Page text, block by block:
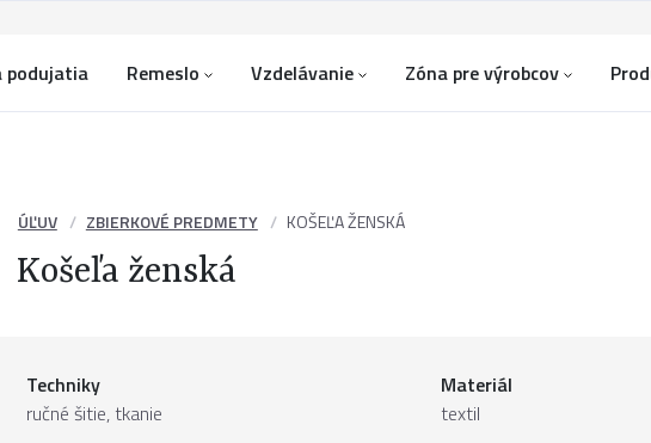
podujatia Remeslo Vzdelávanie Zóna pre výrobcov
ÚĽUV ZBIERKOVÉ PREDMETY KOŠEĽA ŽENSKÁ
Košeľa ženská
Techniky
ručné šitie, tkanie
Materiál
textil